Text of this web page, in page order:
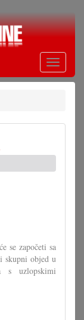
Toggle
se započeti sa
skupni objed u
s uzlopskimi